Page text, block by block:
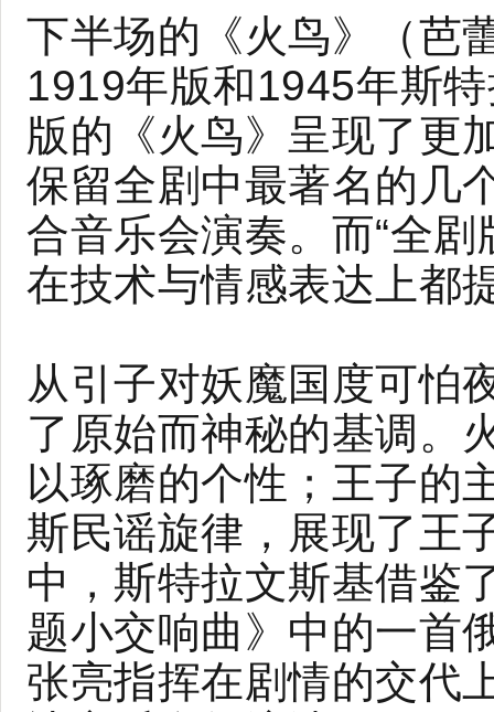
下半场的《火鸟》（芭
1919年版和1945年斯
版的《火鸟》呈现了更
保留全剧中最著名的几
合音乐会演奏。而“全
在技术与情感表达上都
从引子对妖魔国度可怕
了原始而神秘的基调。
以琢磨的个性；王子的
斯民谣旋律，展现了王
中，斯特拉文斯基借鉴
题小交响曲》中的一首
张亮指挥在剧情的交代